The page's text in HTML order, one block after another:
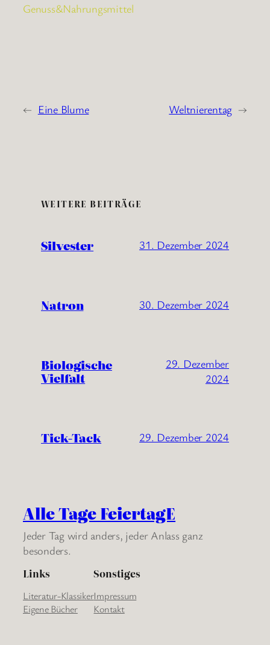
Genuss&Nahrungsmittel
← Eine Blume Weltnierentag →
WEITERE BEITRÄGE
Silvester 31. Dezember 2024
Natron 30. Dezember 2024
Biologische
Vielfalt
29. Dezember
2024
Tick-Tack 29. Dezember 2024
Alle Tage FeiertagE
Jeder Tag wird anders, jeder Anlass ganz
besonders.
Links
Literatur-Klassiker
Eigene Bücher
Sonstiges
Impressum
Kontakt